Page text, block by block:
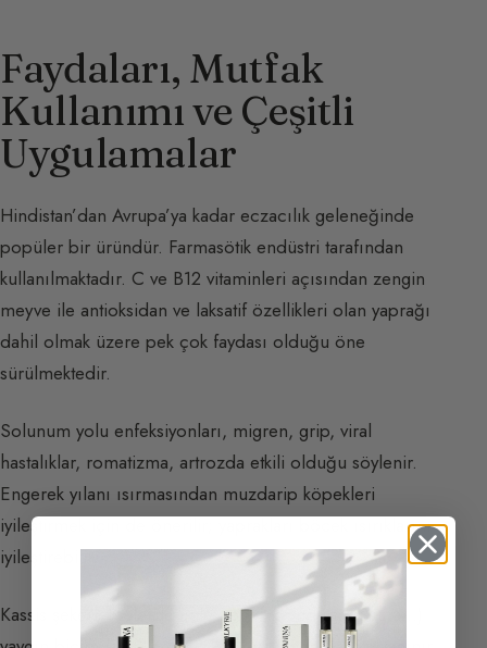
Faydaları, Mutfak
Kullanımı ve Çeşitli
Uygulamalar
Hindistan’dan Avrupa’ya kadar eczacılık geleneğinde
popüler bir üründür. Farmasötik endüstri tarafından
kullanılmaktadır. C ve B12 vitaminleri açısından zengin
meyve ile antioksidan ve laksatif özellikleri olan yaprağı
dahil olmak üzere pek çok faydası olduğu öne
sürülmektedir.
Solunum yolu enfeksiyonları, migren, grip, viral
hastalıklar, romatizma, artrozda etkili olduğu söylenir.
Engerek yılanı ısırmasından muzdarip köpekleri
iyileştirmek için de önerilir; yaprakları böcek ısırıklarını
iyileştirebilir.
Kassis şekerlemelerde (jöle, reçel, dondurma, turta…)